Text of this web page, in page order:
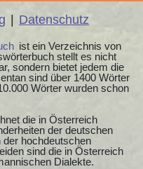
Datenschutz
ist ein Verzeichnis von
stellt es nicht
sondern bietet jedem die
sind über 1400 Wörter
Wörter wurden schon
die in Österreich
der deutschen
hochdeutschen
sind die in Österreich
Dialekte.